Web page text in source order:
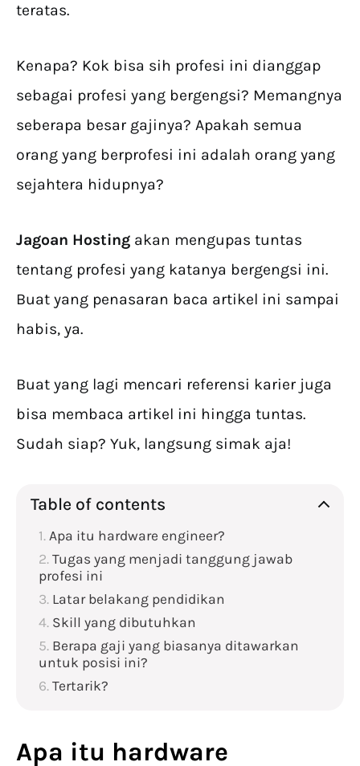
teratas.
Kenapa? Kok bisa sih profesi ini dianggap
sebagai profesi yang bergengsi? Memangnya
seberapa besar gajinya? Apakah semua
orang yang berprofesi ini adalah orang yang
sejahtera hidupnya?
Jagoan Hosting akan mengupas tuntas
tentang profesi yang katanya bergengsi ini.
Buat yang penasaran baca artikel ini sampai
habis, ya.
Buat yang lagi mencari referensi karier juga
bisa membaca artikel ini hingga tuntas.
Sudah siap? Yuk, langsung simak aja!
Table of contents
Apa itu hardware engineer?
Tugas yang menjadi tanggung jawab
profesi ini
Latar belakang pendidikan
Skill yang dibutuhkan
Berapa gaji yang biasanya ditawarkan
untuk posisi ini?
Tertarik?
Apa itu hardware